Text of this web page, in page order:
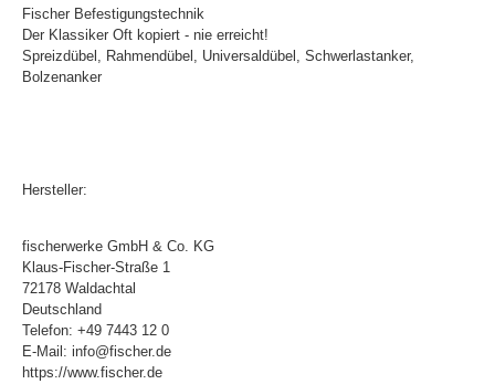
Fischer Befestigungstechnik
Der Klassiker Oft kopiert - nie erreicht!
Spreizdübel, Rahmendübel, Universaldübel, Schwerlastanker,
Bolzenanker
Hersteller:
fischerwerke GmbH & Co. KG
Klaus-Fischer-Straße 1
72178 Waldachtal
Deutschland
Telefon: +49 7443 12 0
E-Mail: info@fischer.de
https://www.fischer.de